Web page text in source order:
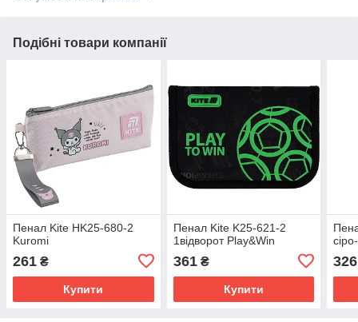
Подібні товари компанії
Пенал Kite HK25-680-2
Kuromi
261 ₴
Купити
Пенал Kite K25-621-2
1відворот Play&Win
361₴
Купити
326